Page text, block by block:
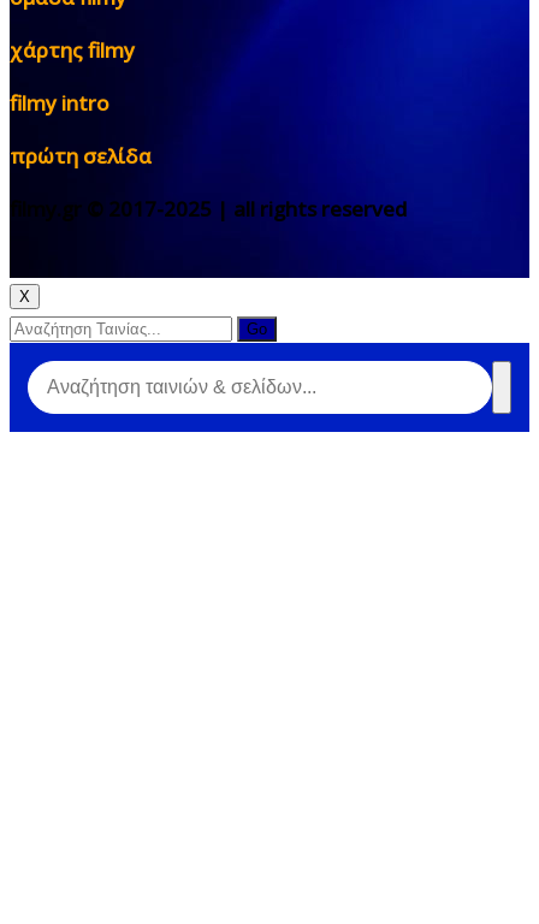
χάρτης filmy
filmy intro
πρώτη σελίδα
filmy.gr © 2017-2025 | all rights reserved
X